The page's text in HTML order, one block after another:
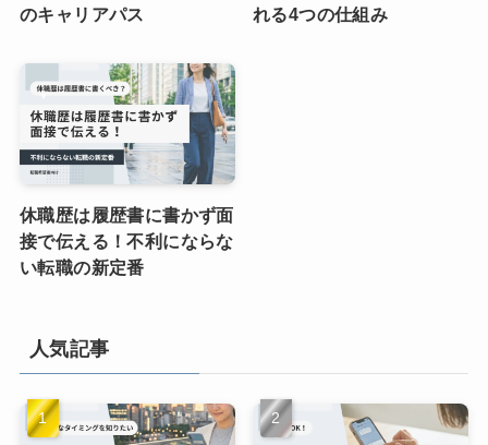
のキャリアパス
れる4つの仕組み
休職歴は履歴書に書かず面
接で伝える！不利にならな
い転職の新定番
人気記事